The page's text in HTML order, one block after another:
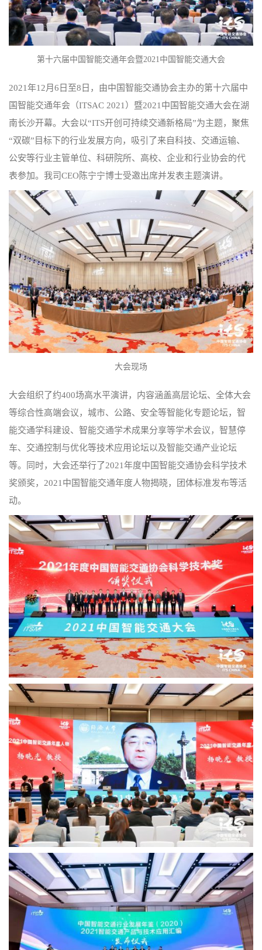
第十六届中国智能交通年会暨2021中国智能交通大会
2021年12月6日至8日，由中国智能交通协会主办的第十六届中
国智能交通年会（ITSAC 2021）暨2021中国智能交通大会在湖
南长沙开幕。大会以“ITS开创可持续交通新格局”为主题，聚焦
“双碳”目标下的行业发展方向，吸引了来自科技、交通运输、
公安等行业主管单位、科研院所、高校、企业和行业协会的代
表参加。我司CEO陈宁宁博士受邀出席并发表主题演讲。
大会现场
大会组织了约400场高水平演讲，内容涵盖高层论坛、全体大会
等综合性高端会议，城市、公路、安全等智能化专题论坛，智
能交通学科建设、智能交通学术成果分享等学术会议，智慧停
车、交通控制与优化等技术应用论坛以及智能交通产业论坛
等。同时，大会还举行了2021年度中国智能交通协会科学技术
奖颁奖，2021中国智能交通年度人物揭晓，团体标准发布等活
动。